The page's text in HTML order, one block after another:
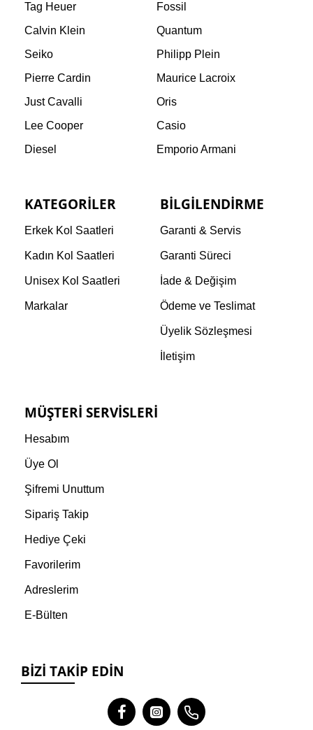
Tag Heuer
Fossil
Calvin Klein
Quantum
Seiko
Philipp Plein
Pierre Cardin
Maurice Lacroix
Just Cavalli
Oris
Lee Cooper
Casio
Diesel
Emporio Armani
KATEGORILER
Erkek Kol Saatleri
Kadın Kol Saatleri
Unisex Kol Saatleri
Markalar
BILGILENDIRME
Garanti & Servis
Garanti Süreci
İade & Değişim
Ödeme ve Teslimat
Üyelik Sözleşmesi
İletişim
MÜŞTERI SERVISLERI
Hesabım
Üye Ol
Şifremi Unuttum
Sipariş Takip
Hediye Çeki
Favorilerim
Adreslerim
E-Bülten
BIZI TAKIP EDIN